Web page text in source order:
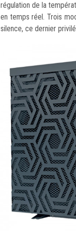
régulation de la
en temps réel. Trois
silence, ce dernier